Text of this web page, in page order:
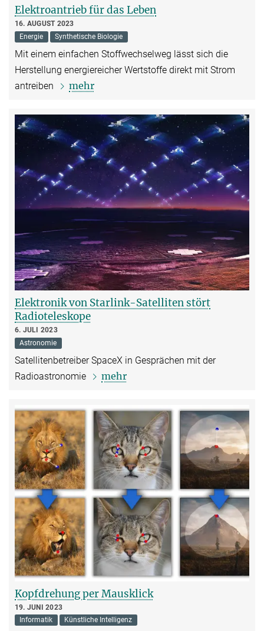
Elektroantrieb für das Leben
16. AUGUST 2023
Energie
Synthetische Biologie
Mit einem einfachen Stoffwechselweg lässt sich die
Herstellung energiereicher Wertstoffe direkt mit Strom
antreiben
mehr
Elektronik von Starlink-Satelliten stört
Radioteleskope
6. JULI 2023
Astronomie
Satellitenbetreiber SpaceX in Gesprächen mit der
Radioastronomie
mehr
Kopfdrehung per Mausklick
19. JUNI 2023
Informatik
Künstliche Intelligenz